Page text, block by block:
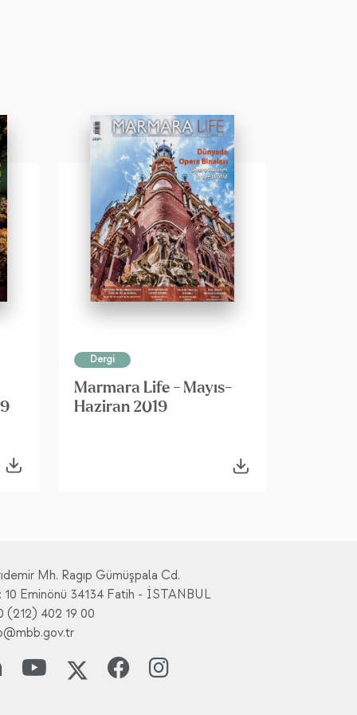
Dergi
Marmara Life - Mayıs-
Haziran 2019
Mh. Ragıp Gümüşpala Cd.
10 Eminönü 34134 Fatih - İSTANBUL
(212) 402 19 00